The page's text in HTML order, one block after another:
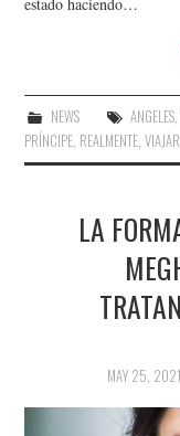
NEWS ANGELES,
PRÍNCIPE, REALMENTE,VIAJAR
LA
MAY 25, 2021